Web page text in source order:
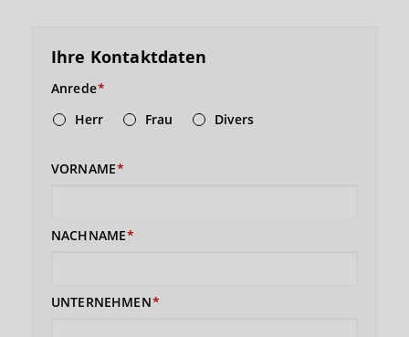
Ihre Kontaktdaten
Anrede
Herr
Frau Divers
VORNAME
NACHNAME
UNTERNEHMEN